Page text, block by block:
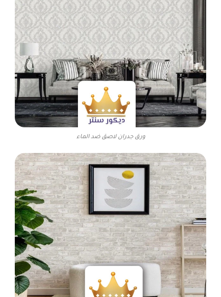
ورق جدران لاصق ضد الماء